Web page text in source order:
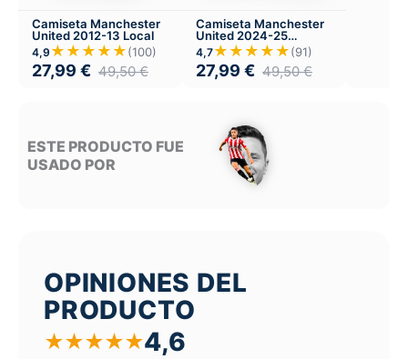
Camiseta Manchester
United 2012-13 Local
4,9 ★★★★★(100)
27,99 € 49,50€
Camiseta Manchester
United 2024-25
Visitante
4,7★★★★★(91)
27,99 € 49,50€
ESTE PRODUCTO FUE
USADO POR
OPINIONES DEL
PRODUCTO
★★★★★4,6